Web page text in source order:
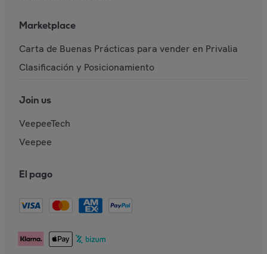
Marketplace
Carta de Buenas Prácticas para vender en Privalia
Clasificación y Posicionamiento
Join us
VeepeeTech
Veepee
El pago